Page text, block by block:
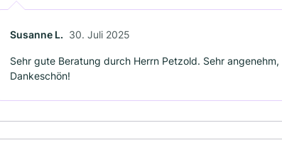
Susanne L. 30. Juli 2025
Sehr gute Beratung durch Herrn Petzold. Sehr
Dankeschön!